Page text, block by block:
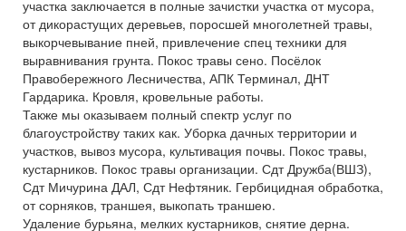
участка заключается в полные зачистки участка от мусора,
от дикорастущих деревьев, поросшей многолетней травы,
выкорчевывание пней, привлечение спец техники для
выравнивания грунта. Покос травы сено. Посёлок
Правобережного Лесничества, АПК Терминал, ДНТ
Гардарика. Кровля, кровельные работы.
Также мы оказываем полный спектр услуг по
благоустройству таких как. Уборка дачных территории и
участков, вывоз мусора, культивация почвы. Покос травы,
кустарников. Покос травы организации. Сдт Дружба(ВШЗ),
Сдт Мичурина ДАЛ, Сдт Нефтяник. Гербицидная обработка,
от сорняков, траншея, выкопать траншею.
Удаление бурьяна, мелких кустарников, снятие дерна.